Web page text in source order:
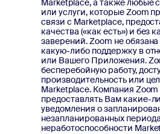
Marketplace, а также любые
или услуги, которые Zoom
связи с Marketplace,
качества («как есть») и без
заверений. Zoom не
какую-либо поддержку в
или Вашего Приложения.
бесперебойную работу,
производительность или
Marketplace. Компания Zoom
предоставлять Вам какие-
уведомления о
незапланированных
неработоспособности